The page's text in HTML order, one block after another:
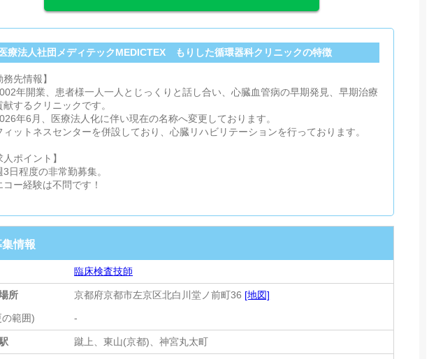
医療法人社団メディテックMEDICTEX もりした循環器科クリニックの特徴
務先情報】
年開業、患者様一人一人とじっくりと話し合い、心臓血管病の早期発見、早期治療
献するクリニックです。
年6月、医療法人化に伴い現在の名称へ変更しております。
ィットネスセンターを併設しており、心臓リハビリテーションを行っております。
人ポイント】
3日程度の非常勤募集。
コー経験は不問です！
情報
臨床検査技師
所 京都府京都市左京区北白川堂ノ前町36 [地図]
の範囲) -
蹴上、東山(京都)、神宮丸太町